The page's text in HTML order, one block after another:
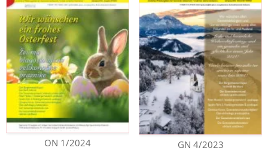
ON 1/2024 GN 4/2023